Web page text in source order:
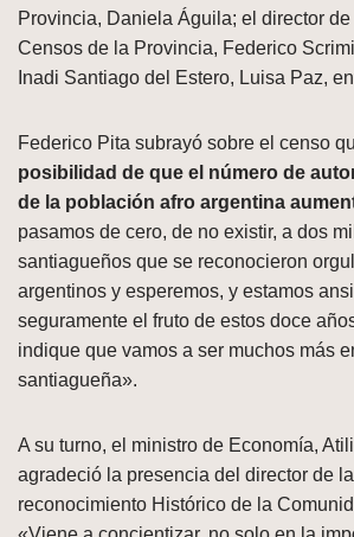
Provincia, Daniela Águila; el director
Censos de la Provincia, Federico
Inadi Santiago del Estero, Luisa Paz,
Federico Pita subrayó sobre el censo
posibilidad de que el número de
de la población afro argentina
pasamos de cero, de no existir, a dos
santiagueños que se reconocieron
argentinos y esperemos, y estamos
seguramente el fruto de estos doce
indique que vamos a ser muchos más
santiagueña».
A su turno, el ministro de Economía,
agradeció la presencia del director de
reconocimiento Histórico de la